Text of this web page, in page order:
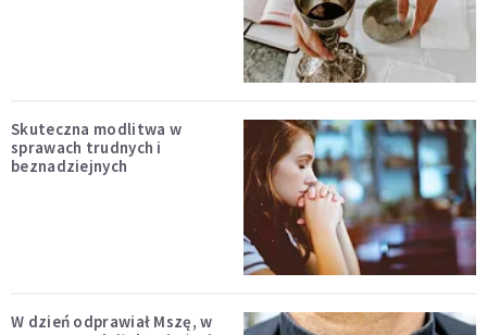
Skuteczna modlitwa w
sprawach trudnych i
beznadziejnych
W dzień odprawiał Mszę, w